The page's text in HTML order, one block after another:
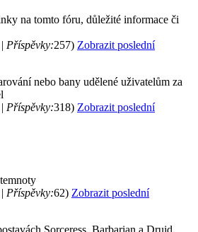
na tomto fóru, důležité informace či
Příspěvky:257) Zobrazit poslední
nebo bany udělené uživatelům za
Příspěvky:318) Zobrazit poslední
Příspěvky:62) Zobrazit poslední
Sorceress, Barbarian a Druid.